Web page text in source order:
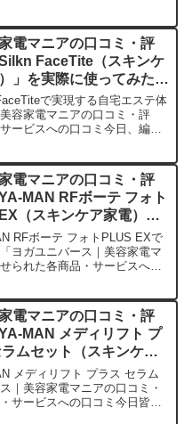
家電マニアの口コミ・評
FaceTite（スキンケ
」を実際に使ってみた正
で実現する自宅エステ体
容家電マニアの口コミ・評
ービスへの口コミ今日、編集
家電マニアの口コミ・評
MAN RFボーテ フォト
（スキンケア家電）」
使ってみた正直感想
RFボーテ フォトPLUS EXで
ヨガユニバース｜美容家電マ
られた各商品・サービスへの
家電マニアの口コミ・評
MAN メディリフト プ
ムセット（スキンケア
を実際に使ってみた正直
メディリフト プラス セラム
｜美容家電マニアの口コミ・
サービスへの口コミ今日皆さ